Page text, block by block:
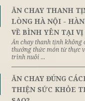
mại
BÍ
8th